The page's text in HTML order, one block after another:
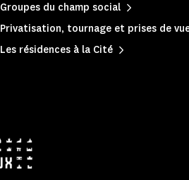
Groupes du champ social
Privatisation, tournage et prises de
Les résidences à la Cité